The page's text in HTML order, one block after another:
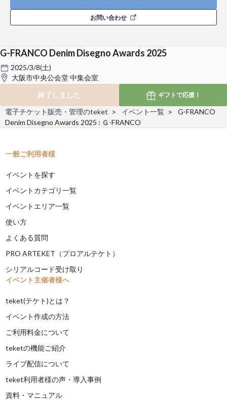
お問い合わせ
G-FRANCO Denim Disegno Awards 2025
2025/3/8(土)
大阪市中央公会堂 中集会室
終了しました
ギフトで応援！
電子チケット販売・管理のteket イベント一覧
G-FRANCO
Denim Disegno Awards 2025 : Ｇ-FRANCO
一般ご利用者様
イベントを探す
イベントカテゴリ一覧
イベントエリア一覧
使い方
よくある質問
PRO ARTEKET（プロアルテケト）
シリアルコード受け取り
イベント主催者様へ
teket(テケト)とは？
イベント作成の方法
ご利用料金について
teketの機能ご紹介
ライブ配信について
teket利用者様の声・導入事例
資料・マニュアル